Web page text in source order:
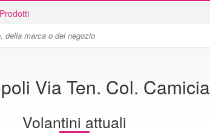
Prodotti
Via Ten. Col.
Volantini attuali